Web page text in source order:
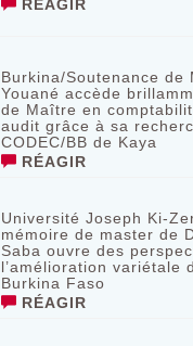
RÉAGIR
Burkina/Soutenance de
Youané accède
de Maître en
audit grâce à sa
CODEC/BB de Kaya
RÉAGIR
Université Joseph Ki-
mémoire de master de
Saba ouvre des
l’amélioration variétale
Burkina Faso
RÉAGIR